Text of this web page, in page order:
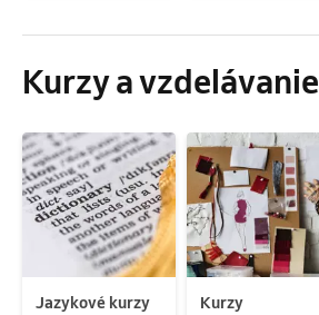
Kurzy a vzdelávanie
Jazykové kurzy Kurzy